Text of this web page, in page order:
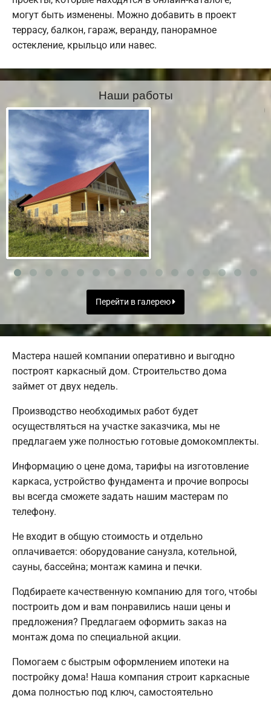
могут быть изменены. Можно добавить в проект
террасу, балкон, гараж, веранду, панорамное
остекление, крыльцо или навес.
Наши работы
Перейти в галерею
Мастера нашей компании оперативно и выгодно
построят каркасный дом. Строительство дома
займет от двух недель.
Производство необходимых работ будет
осуществляться на участке заказчика, мы не
предлагаем уже полностью готовые домокомплекты.
Информацию о цене дома, тарифы на изготовление
каркаса, устройство фундамента и прочие вопросы
вы всегда сможете задать нашим мастерам по
телефону.
Не входит в общую стоимость и отдельно
оплачивается: оборудование санузла, котельной,
сауны, бассейна; монтаж камина и печки.
Подбираете качественную компанию для того, чтобы
построить дом и вам понравились наши цены и
предложения? Предлагаем оформить заказ на
монтаж дома по специальной акции.
Помогаем с быстрым оформлением ипотеки на
постройку дома! Наша компания строит каркасные
дома полностью под ключ, самостоятельно